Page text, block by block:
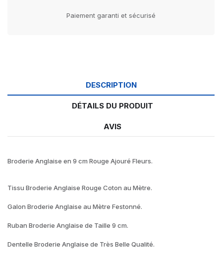
Paiement garanti et sécurisé
DESCRIPTION
DÉTAILS DU PRODUIT
AVIS
Broderie Anglaise en 9 cm Rouge Ajouré Fleurs.
Tissu Broderie Anglaise Rouge Coton au Mètre.
Galon Broderie Anglaise au Mètre Festonné.
Ruban Broderie Anglaise de Taille 9 cm.
Dentelle Broderie Anglaise de Très Belle Qualité.